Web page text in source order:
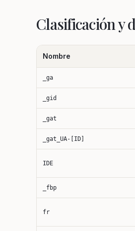
Clasificación y
Nombre
_ga
_gid
_gat
_gat_UA-[ID]
IDE
_fbp
fr